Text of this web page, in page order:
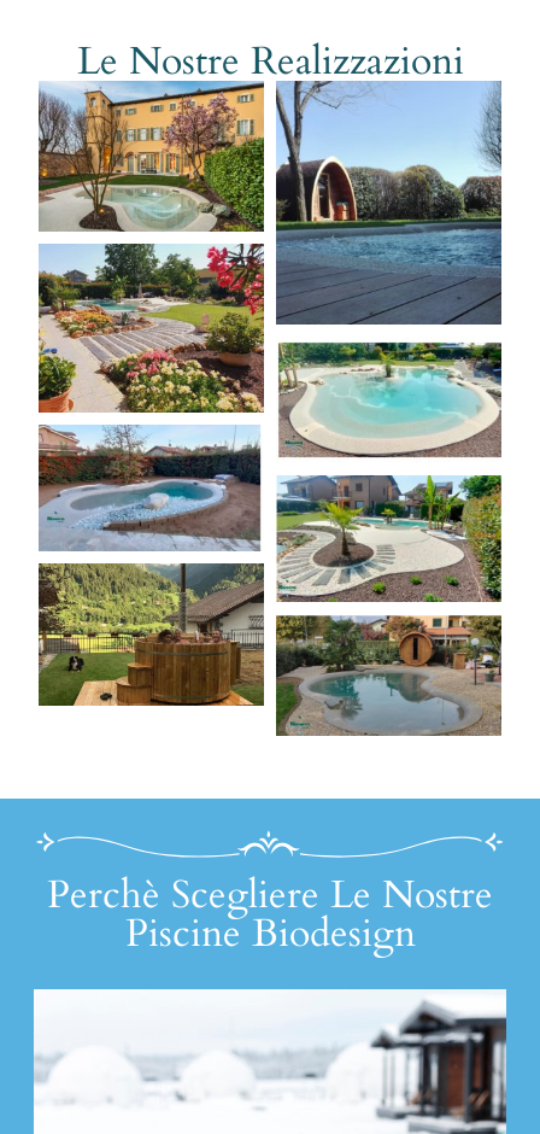
Le Nostre Realizzazioni
Perchè Scegliere Le Nostre
Piscine Biodesign